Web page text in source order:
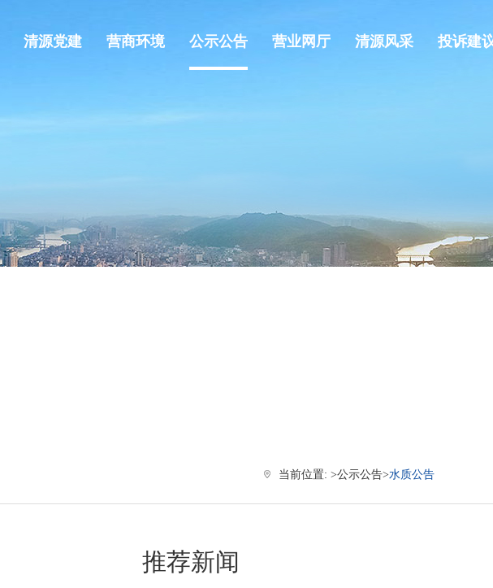
清源党建 营商环境 公示公告 营业网厅 清源风采 投诉建
当前位置: >公示公告>水质公告
推荐新闻